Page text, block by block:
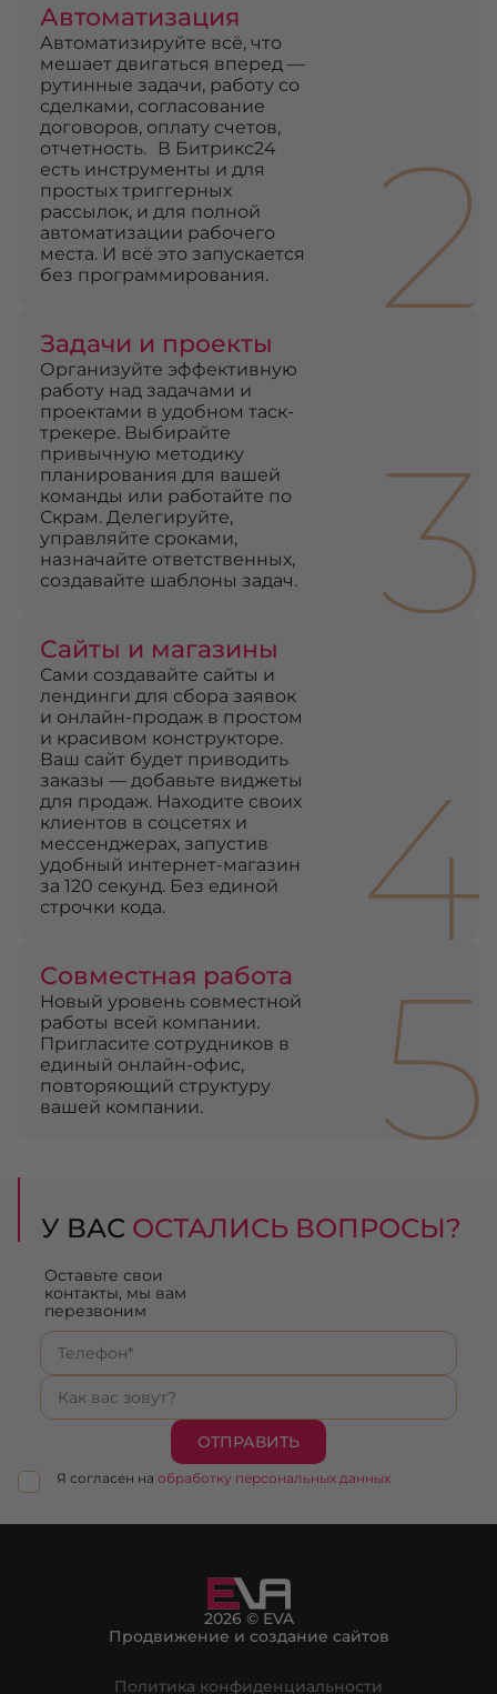
Автоматизация
Автоматизируйте всё, что
мешает двигаться вперед —
рутинные задачи, работу со
сделками, согласование
договоров, оплату счетов,
отчетность. В Битрикс24
есть инструменты и для
простых триггерных
рассылок, и для полной
автоматизации рабочего
места. И всё это запускается
без программирования.
2
Задачи и проекты
Организуйте эффективную
работу над задачами и
проектами в удобном таск-
трекере. Выбирайте
привычную методику
планирования для вашей
команды или работайте по
Скрам. Делегируйте,
управляйте сроками,
назначайте ответственных,
создавайте шаблоны задач.
3
Сайты и магазины
Сами создавайте сайты и
лендинги для сбора заявок
и онлайн-продаж в простом
и красивом конструкторе.
Ваш сайт будет приводить
заказы — добавьте виджеты
для продаж. Находите своих
клиентов в соцсетях и
мессенджерах, запустив
удобный интернет-магазин
за 120 секунд. Без единой
строчки кода.
4
Совместная работа
Новый уровень совместной
работы всей компании.
Пригласите сотрудников в
единый онлайн-офис,
повторяющий структуру
вашей компании.
5
У ВАС ОСТАЛИСЬ ВОПРОСЫ?
Оставьте свои
контакты, мы вам
перезвоним
ОТПРАВИТЬ
Я согласен на обработку персональных данных
2026 © EVA
Продвижение и создание сайтов
Политика конфиденциальности